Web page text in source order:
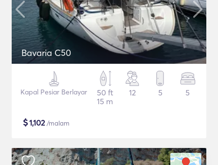
Bavaria C50
Kapal Pesiar Berlayar
50 ft
15 m
12 5 5
$1,102/malam